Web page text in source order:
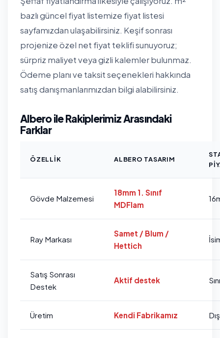
bazlı güncel fiyat listemize fiyat listesi
sayfamızdanulaşabilirsiniz. Keşif sonrası
projenize özel net fiyat teklifi sunuyoruz;
sürpriz maliyet veya gizli kalemler bulunmaz.
Ödeme planı ve taksit seçenekleri hakkında
satış danışmanlarımızdan bilgi alabilirsiniz.
Albero ile Rakiplerimiz Arasındaki
Farklar
ÖZELLIK ALBERO TASARIM
Gövde Malzemesi
18mm 1. Sınıf
MDFlam
Ray Markası
Samet / Blum /
Hettich
Satış Sonrası
Destek
Aktif destek
Üretim Kendi Fabrikamız